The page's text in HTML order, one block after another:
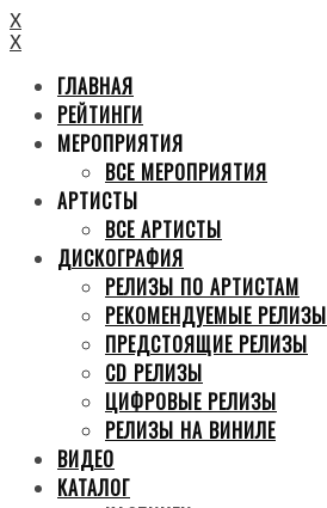
X
X
ГЛАВНАЯ
РЕЙТИНГИ
МЕРОПРИЯТИЯ
ВСЕ МЕРОПРИЯТИЯ
АРТИСТЫ
ВСЕ АРТИСТЫ
ДИСКОГРАФИЯ
РЕЛИЗЫ ПО АРТИСТАМ
РЕКОМЕНДУЕМЫЕ РЕЛИЗЫ
ПРЕДСТОЯЩИЕ РЕЛИЗЫ
CD РЕЛИЗЫ
ЦИФРОВЫЕ РЕЛИЗЫ
РЕЛИЗЫ НА ВИНИЛЕ
ВИДЕО
КАТАЛОГ